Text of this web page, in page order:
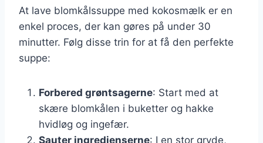
At lave blomkålssuppe med kokosmælk er en
enkel proces, der kan gøres på under 30
minutter. Følg disse trin for at få den perfekte
suppe:
Forbered grøntsagerne: Start med at
skære blomkålen i buketter og hakke
hvidløg og ingefær.
Sauter ingredienserne: I en stor gryde,